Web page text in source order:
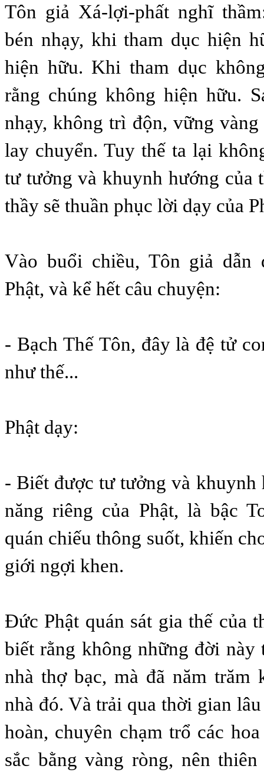
Tôn giả Xá-lợi-phất nghĩ
bén nhạy, khi tham dục hiện
hiện hữu. Khi tham dục
rằng chúng không hiện hữu.
nhạy, không trì độn, vững
lay chuyển. Tuy thế ta lại
tư tưởng và khuynh hướng của
thầy sẽ thuần phục lời dạy của
Vào buổi chiều, Tôn giả dẫn
Phật, và kể hết câu chuyện:
- Bạch Thế Tôn, đây là đệ tử
như thế...
Phật dạy:
- Biết được tư tưởng và khuynh
năng riêng của Phật, là bậc
quán chiếu thông suốt, khiến
giới ngợi khen.
Ðức Phật quán sát gia thế của
biết rằng không những đời này
nhà thợ bạc, mà đã năm trăm
nhà đó. Và trải qua thời gian
hoàn, chuyên chạm trổ các
sắc bằng vàng ròng, nên